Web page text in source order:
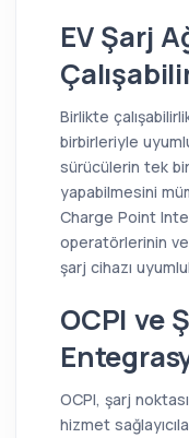
EV Şarj
Birlikte
birbirleriyle
sürücülerin tek
yapabilmesini
Charge Point
operatörlerinin
şarj cihazı
OCPI ve
OCPI, şarj
hizmet